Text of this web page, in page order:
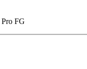
FG